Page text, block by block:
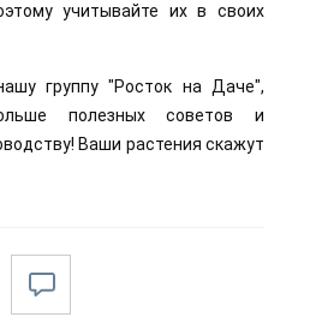
учитывайте их в своих
группу "Росток на Даче",
полезных советов и
Ваши растения скажут